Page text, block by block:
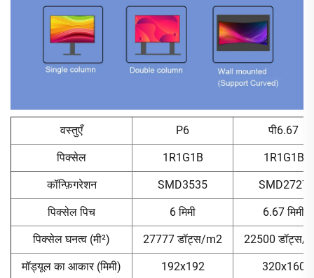
वस्तुएँ P6 पी6.67
पिक्सेल 1R1G1B 1R1G1B
कॉन्फ़िगरेशन SMD3535 SMD2727
पिक्सेल पिच 6 मिमी 6.67 मिमी
पिक्सेल घनत्व (मी²) 27777 डॉट्स/m2 22500 डॉट्स/
मॉड्यूल का आकार (मिमी) 192x192 320x160